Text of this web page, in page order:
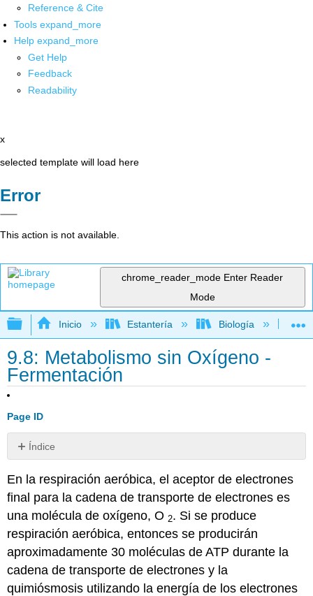
Reference & Cite
Tools expand_more
Help expand_more
Get Help
Feedback
Readability
x
selected template will load here
Error
This action is not available.
chrome_reader_mode Enter Reader
Mode
Expandir/contraer jerarquía global
Inicio Estantería Biología
9.8: Metabolismo sin Oxígeno -
Fermentación
Page ID
Índice
de
ácido
láctico
de
Alcohol
Referencias
En la respiración aeróbica, el aceptor de electrones
final para la cadena de transporte de electrones es
una molécula de oxígeno, O 2. Si se produce
respiración aeróbica, entonces se producirán
aproximadamente 30 moléculas de ATP durante la
cadena de transporte de electrones y la
quimiósmosis utilizando la energía de los electrones